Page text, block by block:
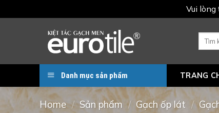
Vui
Search
Danh mục sản phẩm TRANG
Home / Sản phẩm / Gạch ốp lát /